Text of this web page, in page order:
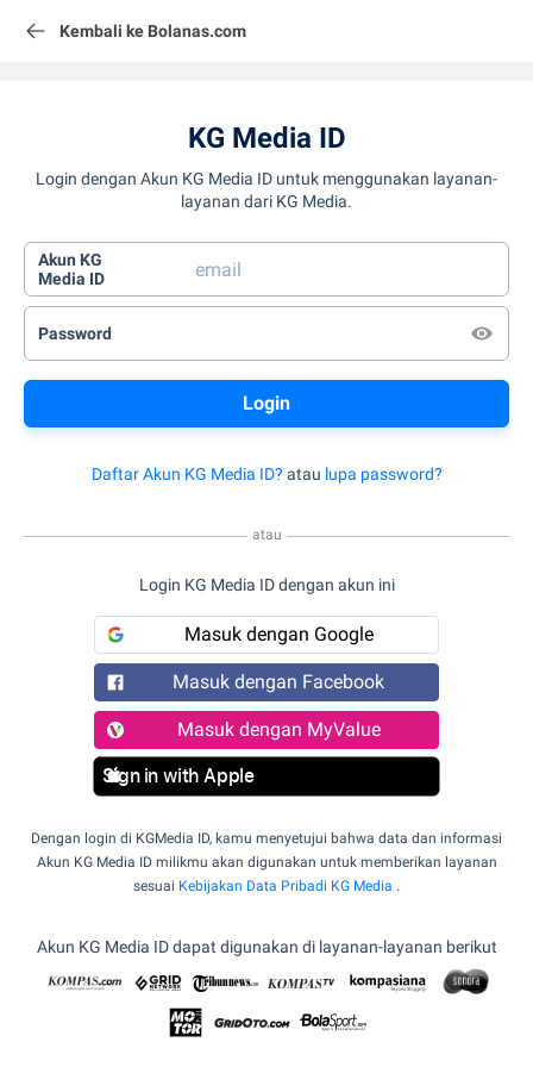
Kembali ke Bolanas.com
KG Media ID
Login dengan Akun KG Media ID untuk menggunakan layanan-
layanan dari KG Media.
Akun KG
Media ID
Password
Daftar Akun KG Media ID? atau lupa password?
atau
Login KG Media ID dengan akun ini
Masuk dengan Google
Masuk dengan Facebook
Masuk dengan MyValue
Sign in with Apple
Dengan login di KGMedia ID, kamu menyetujui bahwa data dan informasi
Akun KG Media ID milikmu akan digunakan untuk memberikan layanan
sesuai Kebijakan Data Pribadi KG Media .
Akun KG Media ID dapat digunakan di layanan-layanan berikut